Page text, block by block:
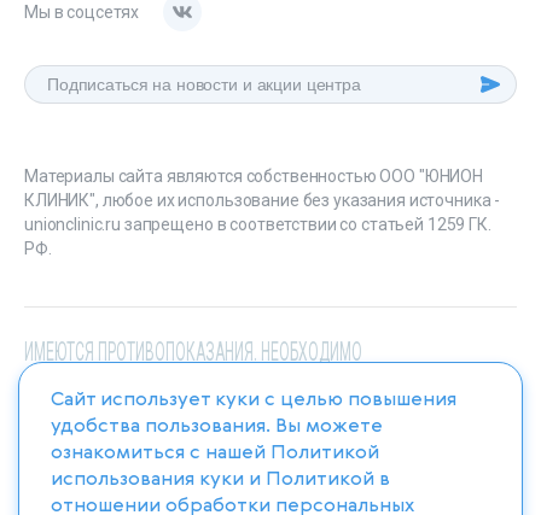
Мы в соцсетях
Материалы сайта являются собственностью ООО "ЮНИОН
КЛИНИК", любое их использование без указания источника -
unionclinic.ru запрещено в соответствии со статьей 1259 ГК.
РФ.
ИМЕЮТСЯ ПРОТИВОПОКАЗАНИЯ. НЕОБХОДИМО
ПРОКОНСУЛЬТИРОВАТЬСЯ СО СПЕЦИАЛИСТОМ
Сайт использует куки с целью повышения
удобства пользования. Вы можете
ознакомиться с нашей Политикой
использования куки и Политикой в
отношении обработки персональных